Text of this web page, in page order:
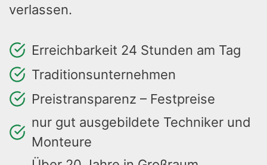
verlassen.
Erreichbarkeit 24 Stunden am Tag
Traditionsunternehmen
Preistransparenz – Festpreise
nur gut ausgebildete Techniker und
Monteure